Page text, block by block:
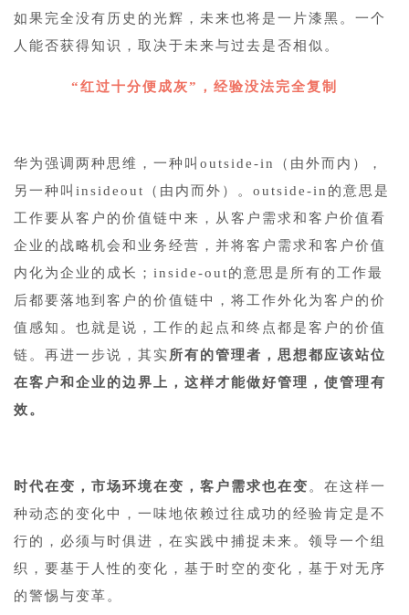
如果完全没有历史的光辉，未来也将是一片漆黑。一个
人能否获得知识，取决于未来与过去是否相似。
“红过十分便成灰”，经验没法完全复制
华为强调两种思维，一种叫outside-in（由外而内），
另一种叫insideout（由内而外）。outside-in的意思是
工作要从客户的价值链中来，从客户需求和客户价值看
企业的战略机会和业务经营，并将客户需求和客户价值
内化为企业的成长；inside-out的意思是所有的工作最
后都要落地到客户的价值链中，将工作外化为客户的价
值感知。也就是说，工作的起点和终点都是客户的价值
链。再进一步说，其实 所有的管理者，思想都应该站位
在客户和企业的边界上，这样才能做好管理，使管理有
效。
时代在变，市场环境在变，客户需求也在变。在这样一
种动态的变化中，一味地依赖过往成功的经验肯定是不
行的，必须与时俱进，在实践中捕捉未来。领导一个组
织，要基于人性的变化，基于时空的变化，基于对无序
的警惕与变革。